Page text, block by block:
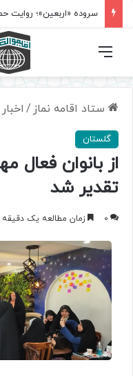
فهرست
ستاد اقامه نماز / اخبار
گلستان
از بانوان فعال
تقدیر شد
0 زمان مطالعه یک دقیقه